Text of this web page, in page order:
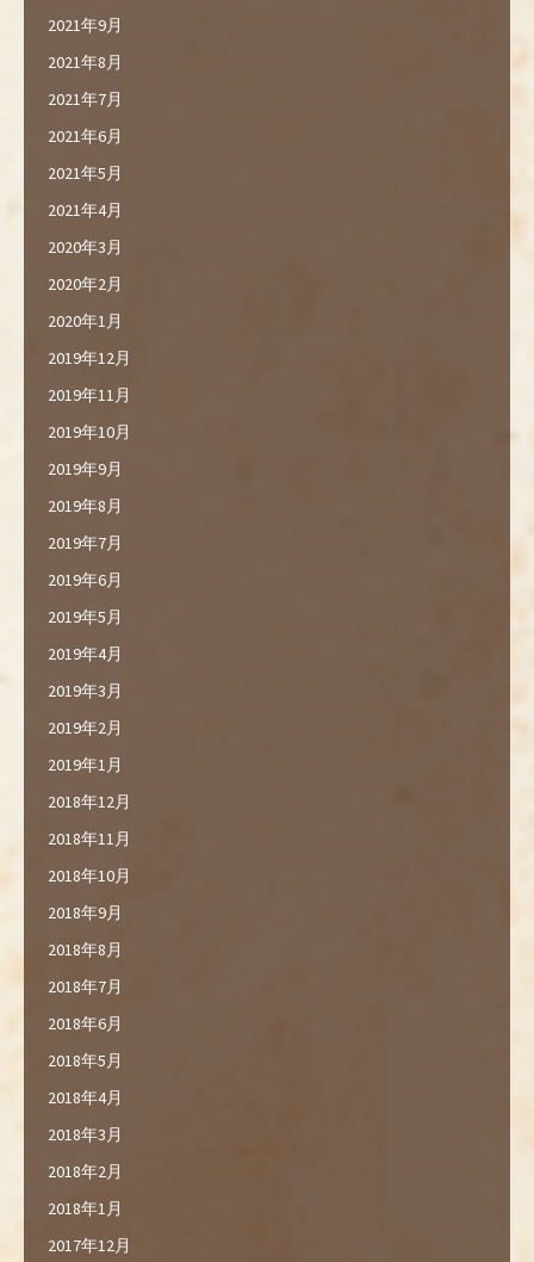
2021年9月
2021年8月
2021年7月
2021年6月
2021年5月
2021年4月
2020年3月
2020年2月
2020年1月
2019年12月
2019年11月
2019年10月
2019年9月
2019年8月
2019年7月
2019年6月
2019年5月
2019年4月
2019年3月
2019年2月
2019年1月
2018年12月
2018年11月
2018年10月
2018年9月
2018年8月
2018年7月
2018年6月
2018年5月
2018年4月
2018年3月
2018年2月
2018年1月
2017年12月